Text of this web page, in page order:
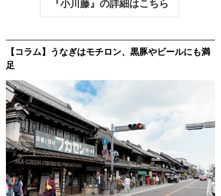
『小川藤』の詳細はこちら
【コラム】うなぎはモチロン、黒豚やビールにも満
足